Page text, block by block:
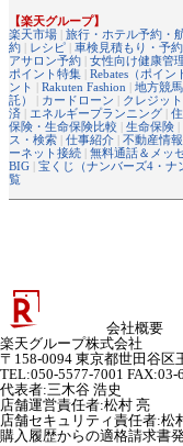
【楽天グループ】
楽天市場 | 旅行・ホテル予約・
約 | レシピ | 車検見積もり・予約
アサロン予約 | 女性向け健康管
ポイント特集 | Rebates（ポイン
ント | Rakuten Fashion | 地方競馬
託）
| カードローン | クレジッ
済 | エネルギープランニング |
保険・生命保険比較 | 生命保険 |
ス・検索 | 仕事紹介 | 不動産情報
ーネット接続 | 無料通話＆メッ
BIG | 宝くじ（ナンバーズ4・ナ
覧
会社概要
楽天グループ株式会社
〒158-0094 東京都世田谷区
TEL:050-5577-7001 FAX:03-
代表者:三木谷 浩史
店舗運営責任者:松村 亮
店舗セキュリティ責任者:松
購入履歴からの適格請求書